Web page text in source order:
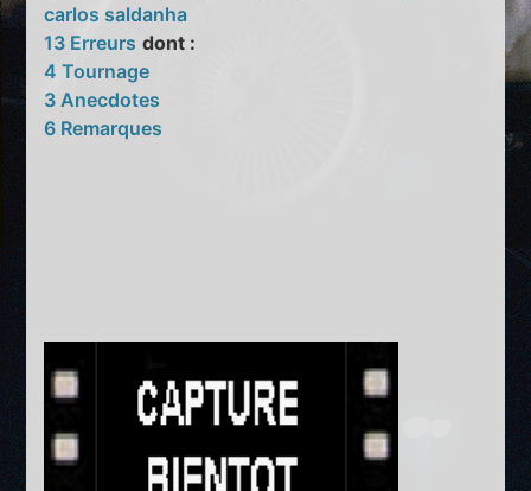
carlos saldanha
13 Erreurs dont :
4 Tournage
3 Anecdotes
6 Remarques